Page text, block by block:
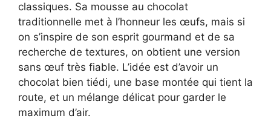
classiques. Sa mousse au chocolat
traditionnelle met à l’honneur les œufs, mais si
on s’inspire de son esprit gourmand et de sa
recherche de textures, on obtient une version
sans œuf très fiable. L’idée est d’avoir un
chocolat bien tiédi, une base montée qui tient la
route, et un mélange délicat pour garder le
maximum d’air.